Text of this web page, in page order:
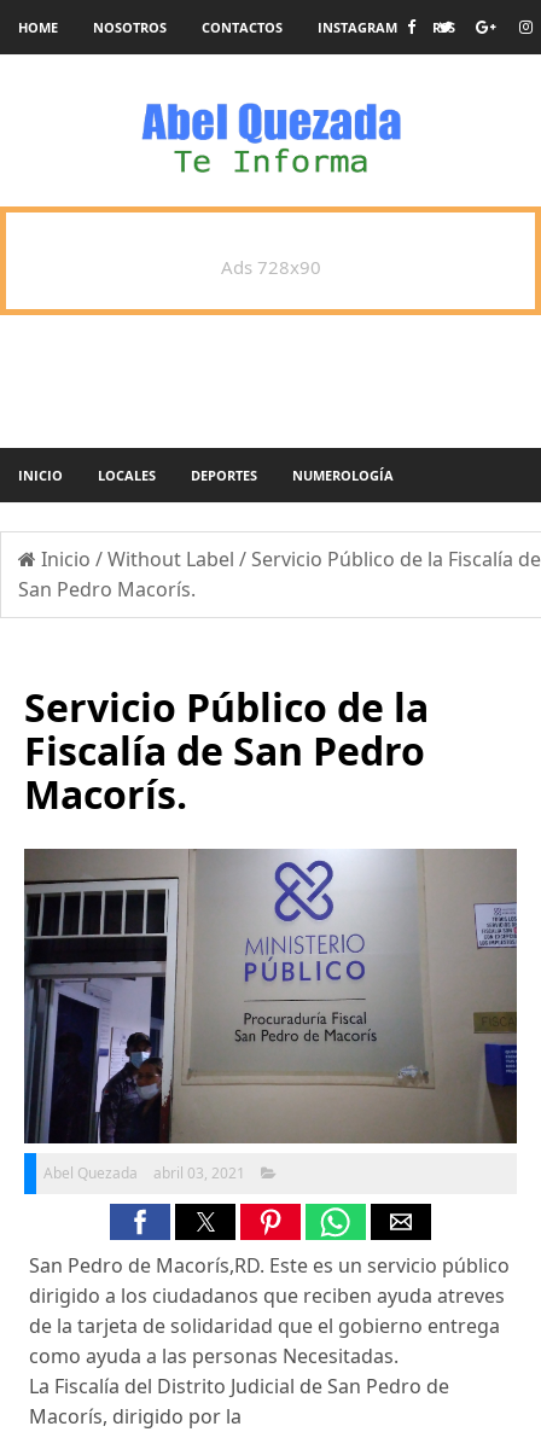
HOME NOSOTROS CONTACTOS INSTAGRAM RSS
Ads 728x90
INICIO LOCALES DEPORTES NUMEROLOGÍA
Inicio /Without Label /Servicio Público de la Fiscalía de
San Pedro Macorís.
Servicio Público de la
Fiscalía de San Pedro
Macorís.
Abel Quezada abril 03, 2021
San Pedro de Macorís,RD. Este es un servicio público
dirigido a los ciudadanos que reciben ayuda atreves
de la tarjeta de solidaridad que el gobierno entrega
como ayuda a las personas Necesitadas.
La Fiscalía del Distrito Judicial de San Pedro de
Macorís, dirigido por la